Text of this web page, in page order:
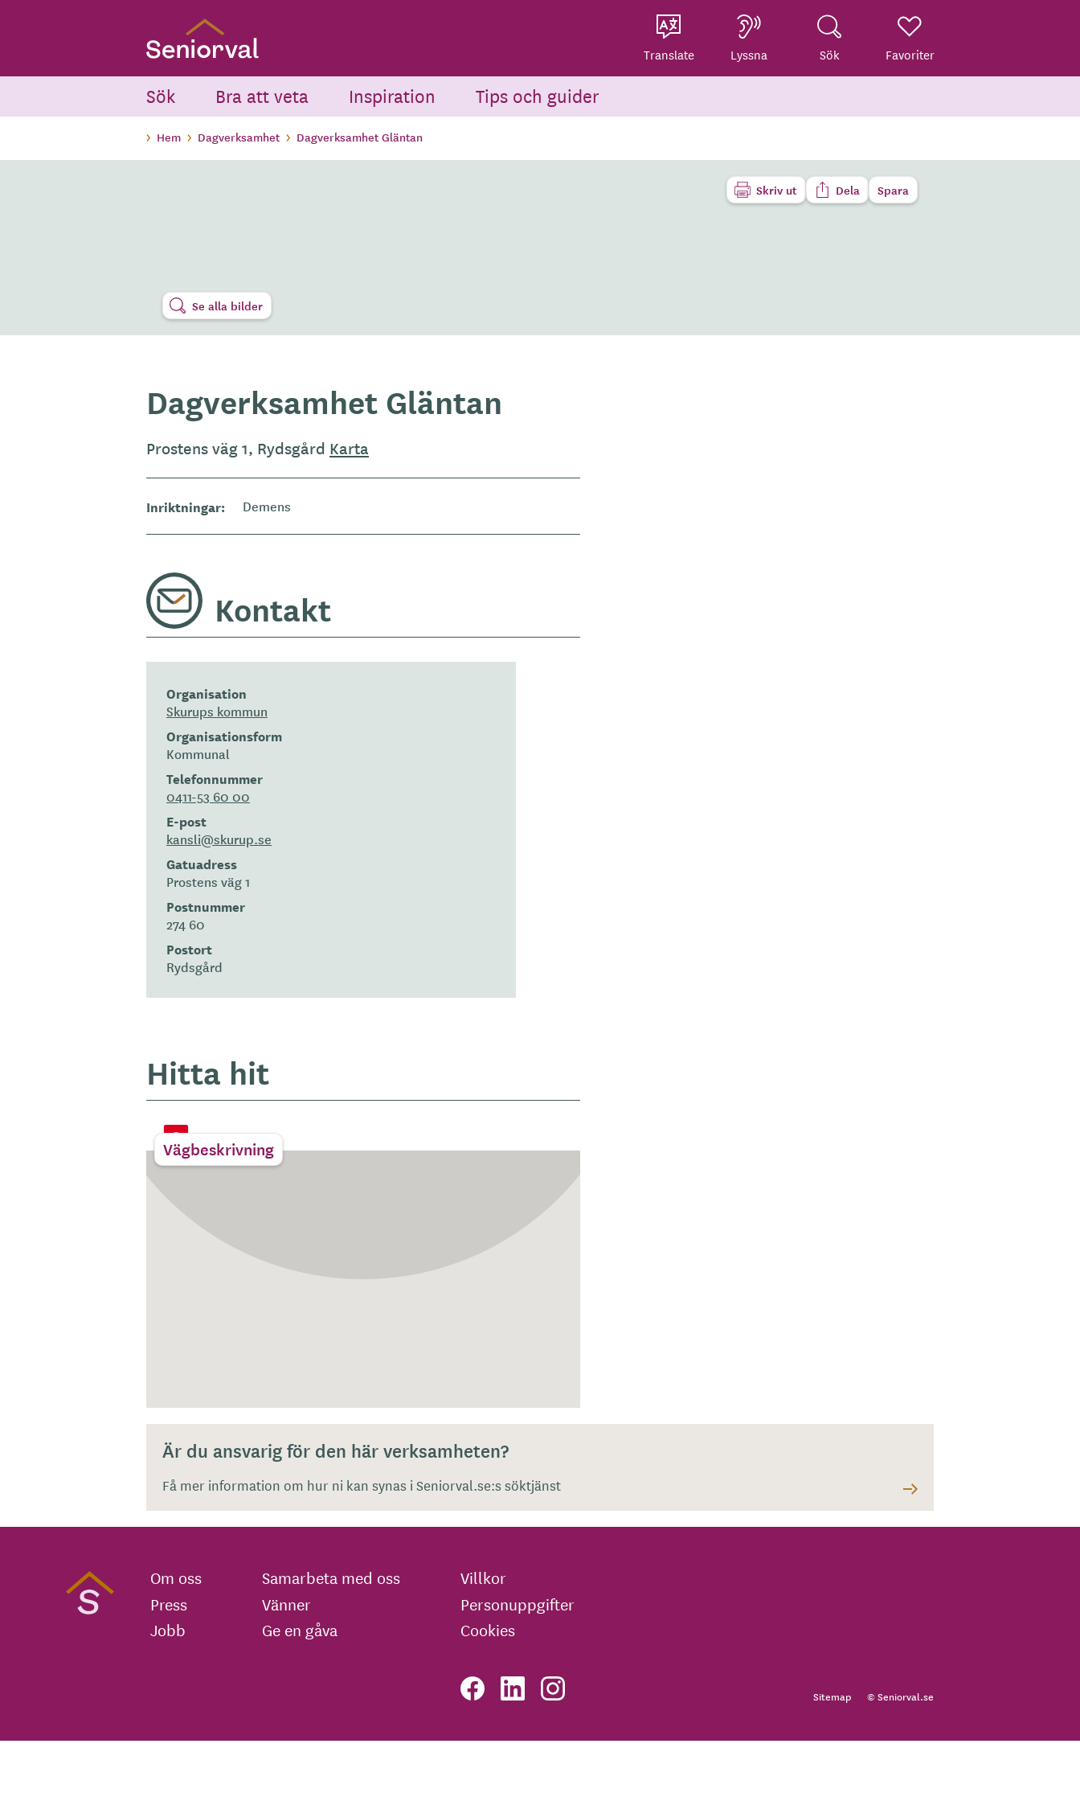
Translate Lyssna Sök Favoriter
Sök Bra att veta Inspiration Tips och guider
Hem Dagverksamhet Dagverksamhet Gläntan
Skriv ut Dela Spara
Se alla bilder
Dagverksamhet Gläntan
Prostens väg 1, Rydsgård Karta
Inriktningar Demens
Kontakt
Organisation
Skurups kommun
Organisationsform
Kommunal
Telefonnummer
0411-53 60 00
E-post
kansli@skurup.se
Gatuadress
Prostens väg 1
Postnummer
274 60
Postort
Rydsgård
Hitta hit
Vägbeskrivning
Är du ansvarig för den här verksamheten?
Få mer information om hur ni kan synas i Seniorval.se:s söktjänst
Om oss
Press
Jobb
Samarbeta med oss
Vänner
Ge en gåva
Villkor
Personuppgifter
Cookies
Sitemap © Seniorval.se